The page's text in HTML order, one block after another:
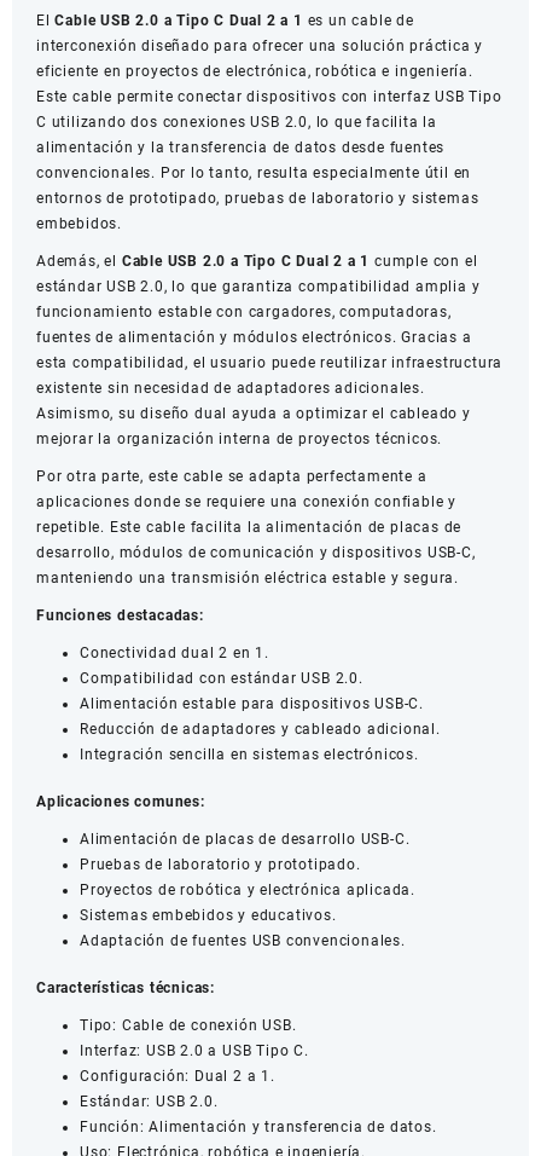
dual
2
en
1
cantidad
ElCable USB 2.0 a Tipo C Dual 2 a 1 es un cable de
interconexión diseñado para ofrecer una solución práctica y
eficiente en proyectos de electrónica, robótica e ingeniería.
Este cable permite conectar dispositivos con interfaz USB Tipo
C utilizando dos conexiones USB 2.0, lo que facilita la
alimentación y la transferencia de datos desde fuentes
convencionales. Por lo tanto, resulta especialmente útil en
entornos de prototipado, pruebas de laboratorio y sistemas
embebidos.
Además, el Cable USB 2.0 a Tipo C Dual 2 a 1 cumple con el
estándar USB 2.0, lo que garantiza compatibilidad amplia y
funcionamiento estable con cargadores, computadoras,
fuentes de alimentación y módulos electrónicos. Gracias a
esta compatibilidad, el usuario puede reutilizar infraestructura
existente sin necesidad de adaptadores adicionales.
Asimismo, su diseño dual ayuda a optimizar el cableado y
mejorar la organización interna de proyectos técnicos.
Por otra parte, este cable se adapta perfectamente a
aplicaciones donde se requiere una conexión confiable y
repetible. Este cable facilita la alimentación de placas de
desarrollo, módulos de comunicación y dispositivos USB-C,
manteniendo una transmisión eléctrica estable y segura.
Funciones destacadas:
Conectividad dual 2 en 1.
Compatibilidad con estándar USB 2.0.
Alimentación estable para dispositivos USB-C.
Reducción de adaptadores y cableado adicional.
Integración sencilla en sistemas electrónicos.
Aplicaciones comunes:
Alimentación de placas de desarrollo USB-C.
Pruebas de laboratorio y prototipado.
Proyectos de robótica y electrónica aplicada.
Sistemas embebidos y educativos.
Adaptación de fuentes USB convencionales.
Características técnicas:
Tipo: Cable de conexión USB.
Interfaz: USB 2.0 a USB Tipo C.
Configuración: Dual 2 a 1.
Estándar: USB 2.0.
Función: Alimentación y transferencia de datos.
Uso: Electrónica, robótica e ingeniería.